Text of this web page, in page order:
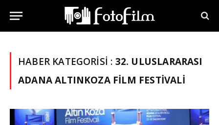
HABER KATEGORISI : 32. ULUSLARARASI
ADANA ALTINKOZA FILM FESTIVALI